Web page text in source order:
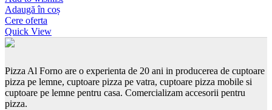
Adaugă în coș
Cere oferta
Quick View
Pizza Al Forno are o experienta de 20 ani in producerea de cuptoare
pizza pe lemne, cuptoare pizza pe vatra, cuptoare pizza mobile si
cuptoare pe lemne pentru casa. Comercializam accesorii pentru
pizza.